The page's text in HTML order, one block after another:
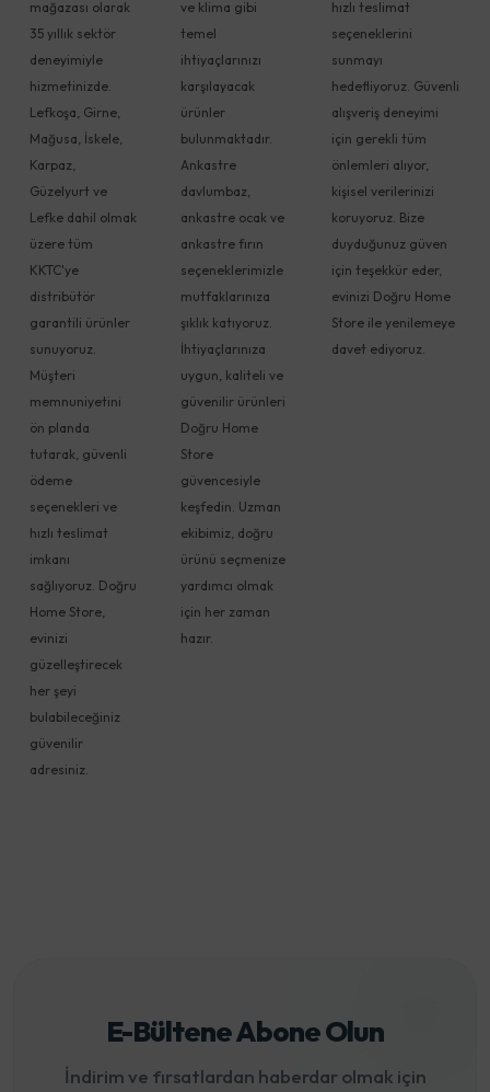
mağazası olarak
35 yıllık sektör
deneyimiyle
hizmetinizde.
Lefkoşa, Girne,
Mağusa, İskele,
Karpaz,
Güzelyurt ve
Lefke dahil olmak
üzere tüm
KKTC'ye
distribütör
garantili ürünler
sunuyoruz.
Müşteri
memnuniyetini
ön planda
tutarak, güvenli
ödeme
seçenekleri ve
hızlı teslimat
imkanı
sağlıyoruz. Doğru
Home Store,
evinizi
güzelleştirecek
her şeyi
bulabileceğiniz
güvenilir
adresiniz.
ve klima gibi
temel
ihtiyaçlarınızı
karşılayacak
ürünler
bulunmaktadır.
Ankastre
davlumbaz,
ankastre ocak ve
ankastre fırın
seçeneklerimizle
mutfaklarınıza
şıklık katıyoruz.
İhtiyaçlarınıza
uygun, kaliteli ve
güvenilir ürünleri
Doğru Home
Store
güvencesiyle
keşfedin. Uzman
ekibimiz, doğru
ürünü seçmenize
yardımcı olmak
için her zaman
hazır.
hızlı teslimat
seçeneklerini
sunmayı
hedefliyoruz. Güvenli
alışveriş deneyimi
için gerekli tüm
önlemleri alıyor,
kişisel verilerinizi
koruyoruz. Bize
duyduğunuz güven
için teşekkür eder,
evinizi Doğru Home
Store ile yenilemeye
davet ediyoruz.
E-Bültene Abone Olun
İndirim ve fırsatlardan haberdar olmak için